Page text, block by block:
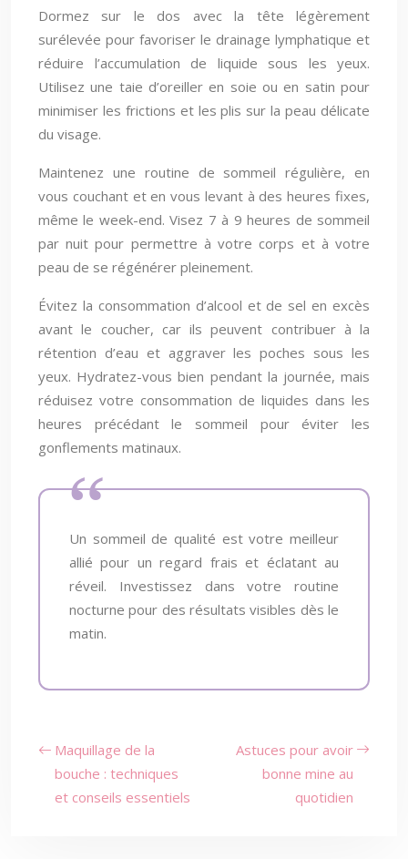
Dormez sur le dos avec la tête légèrement
surélevée pour favoriser le drainage lymphatique et
réduire l’accumulation de liquide sous les yeux.
Utilisez une taie d’oreiller en soie ou en satin pour
minimiser les frictions et les plis sur la peau délicate
du visage.
Maintenez une routine de sommeil régulière, en
vous couchant et en vous levant à des heures fixes,
même le week-end. Visez 7 à 9 heures de sommeil
par nuit pour permettre à votre corps et à votre
peau de se régénérer pleinement.
Évitez la consommation d’alcool et de sel en excès
avant le coucher, car ils peuvent contribuer à la
rétention d’eau et aggraver les poches sous les
yeux. Hydratez-vous bien pendant la journée, mais
réduisez votre consommation de liquides dans les
heures précédant le sommeil pour éviter les
gonflements matinaux.
Un sommeil de qualité est votre meilleur
allié pour un regard frais et éclatant au
réveil. Investissez dans votre routine
nocturne pour des résultats visibles dès le
matin.
Maquillage de la
bouche : techniques
et conseils essentiels
Astuces pour avoir
bonne mine au
quotidien